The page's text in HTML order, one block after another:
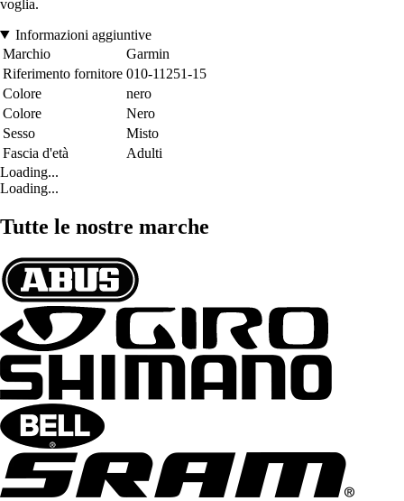
voglia.
Informazioni aggiuntive
Marchio
Garmin
Riferimento fornitore 010-11251-15
Colore
nero
Colore
Nero
Sesso
Misto
Fascia d'età
Adulti
Loading...
Loading...
Tutte le nostre marche